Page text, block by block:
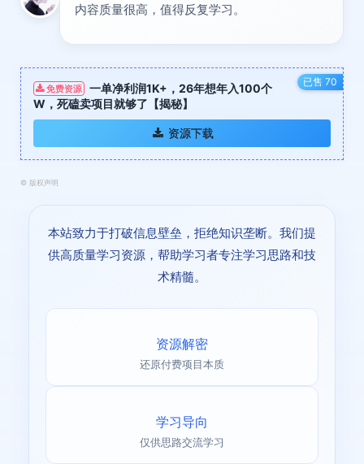
内容质量很高，值得反复学习。
已售 70
免费资源
一单净利润1K+，26年想年入100个
W，死磕卖项目就够了【揭秘】
资源下载
© 版权声明
本站致力于打破信息壁垒，拒绝知识垄断。我们提
供高质量学习资源，帮助学习者专注学习思路和技
术精髓。
资源解密
还原付费项目本质
学习导向
仅供思路交流学习